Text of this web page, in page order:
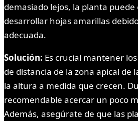
demasiado lejos, la planta
desarrollar hojas amarillas
adecuada.
Solución: Es crucial mantener
de distancia de la zona apical de
la altura a medida que crecen.
recomendable acercar un poco
Además, asegúrate de que las